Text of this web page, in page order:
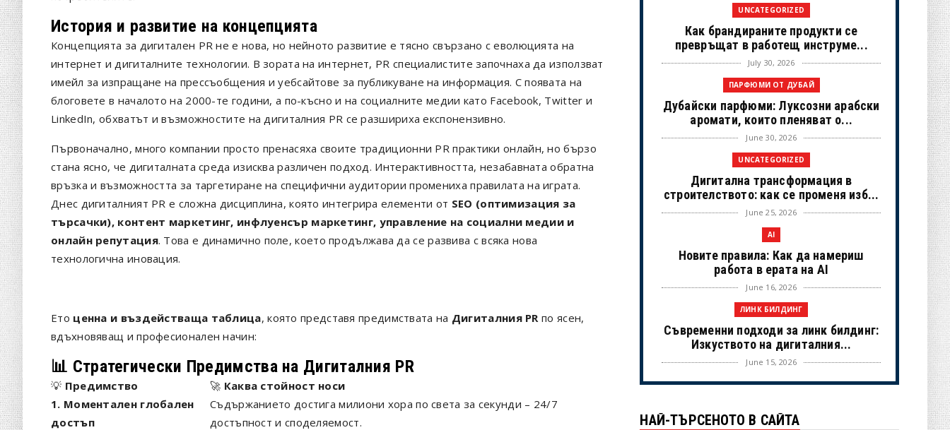
История и развитие на концепцията
Концепцията за дигитален PR не е нова, но нейното развитие е тясно свързано с еволюцията на
интернет и дигиталните технологии. В зората на интернет, PR специалистите започнаха да използват
имейл за изпращане на прессъобщения и уебсайтове за публикуване на информация. С появата на
блоговете в началото на 2000-те години, а по-късно и на социалните медии като Facebook, Twitter и
LinkedIn, обхватът и възможностите на дигиталния PR се разшириха експонензивно.
Първоначално, много компании просто пренасяха своите традиционни PR практики онлайн, но бързо
стана ясно, че дигиталната среда изисква различен подход. Интерактивността, незабавната обратна
връзка и възможността за таргетиране на специфични аудитории промениха правилата на играта.
Днес дигиталният PR е сложна дисциплина, която интегрира елементи от SEO (оптимизация за
търсачки), контент маркетинг, инфлуенсър маркетинг, управление на социални медии и
онлайн репутация. Това е динамично поле, което продължава да се развива с всяка нова
технологична иновация.
Ето ценна и въздействаща таблица, която представя предимствата на Дигиталния PRпо ясен,
вдъхновяващ и професионален начин:
📊 Стратегически Предимства на Дигиталния PR
💡 Предимство 🚀 Каква стойност носи
1. Моментален глобален
достъп
Съдържанието достига милиони хора по света за секунди – 24/7
достъпност и споделяемост.
UNCATEGORIZED
Как брандираните продукти се
превръщат в работещ инструме...
July 30, 2026
ПАРФЮМИ ОТ ДУБАЙ
Дубайски парфюми: Луксозни арабски
аромати, които пленяват о...
June 30, 2026
UNCATEGORIZED
Дигитална трансформация в
строителството: как се променя изб...
June 25, 2026
AI
Новите правила: Как да намериш
работа в ерата на AI
June 16, 2026
ЛИНК БИЛДИНГ
Съвременни подходи за линк билдинг:
Изкуството на дигиталния...
June 15, 2026
UNCATEGORIZED
живот на холивудските знам...
НАЙ-ТЪРСЕНОТО В САЙТА